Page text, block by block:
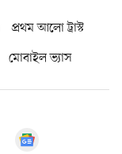
প্রথম আলো ট্রাস্ট
মোবাইল ভ্যাস